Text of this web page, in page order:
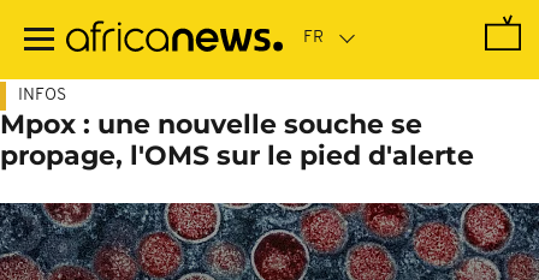
contenu
INFOS
Mpox : une nouvelle souche se
propage, l'OMS sur le pied d'alerte